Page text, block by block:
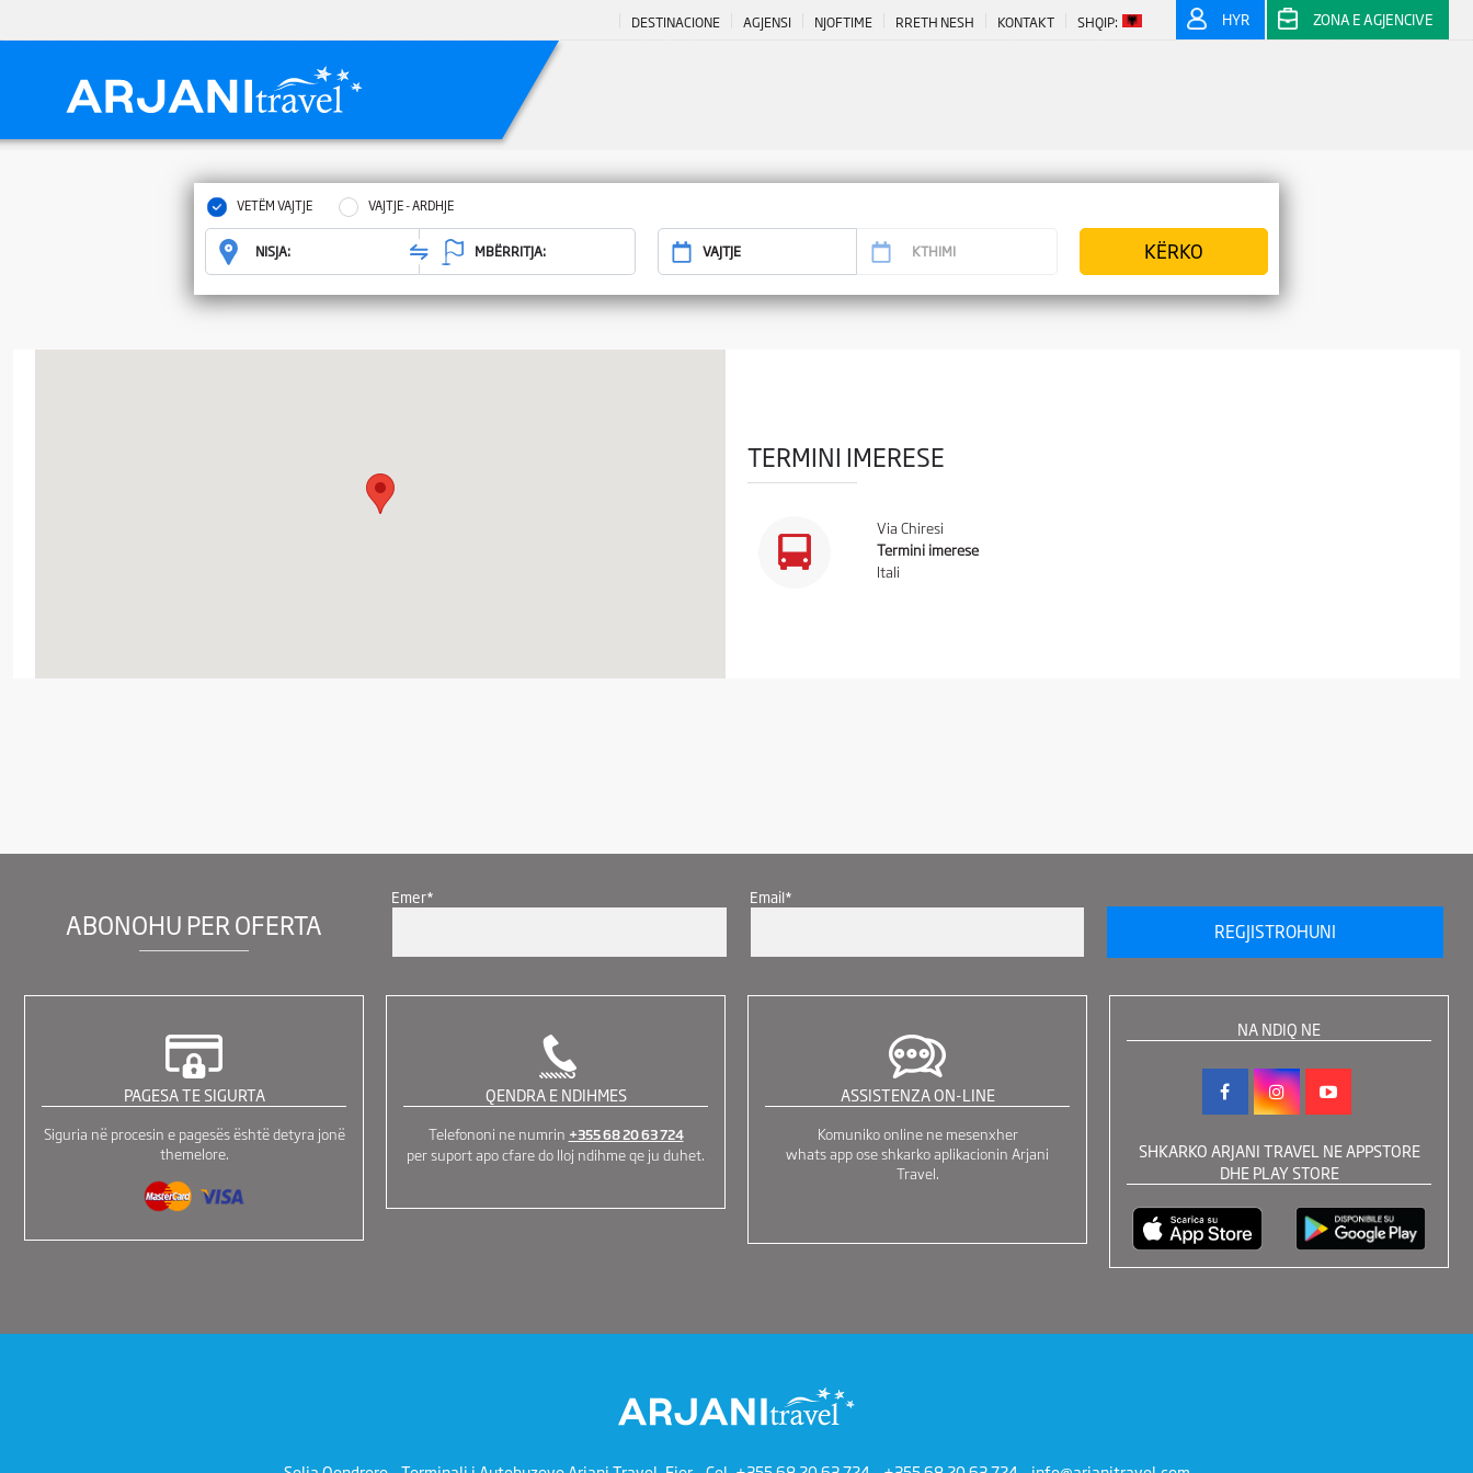
ZONA E AGJENCIVE
HYR
DESTINACIONE AGJENSI NJOFTIME RRETH NESH KONTAKT SHQIP:
VETËM VAJTJE VAJTJE - ARDHJE
TERMINI IMERESE
Via Chiresi
Termini imerese
Itali
ABONOHU PER OFERTA
Emer* Email*
PAGESA TE SIGURTA
Siguria në procesin e pagesës është detyra jonë
themelore.
QENDRA E NDIHMES
Telefononi ne numrin +355 68 20 63 724
per suport apo cfare do lloj ndihme qe ju duhet.
ASSISTENZA ON-LINE
Komuniko online ne mesenxher
whats app ose shkarko aplikacionin Arjani
Travel.
NA NDIQ NE
SHKARKO ARJANI TRAVEL NE APPSTORE
DHE PLAY STORE